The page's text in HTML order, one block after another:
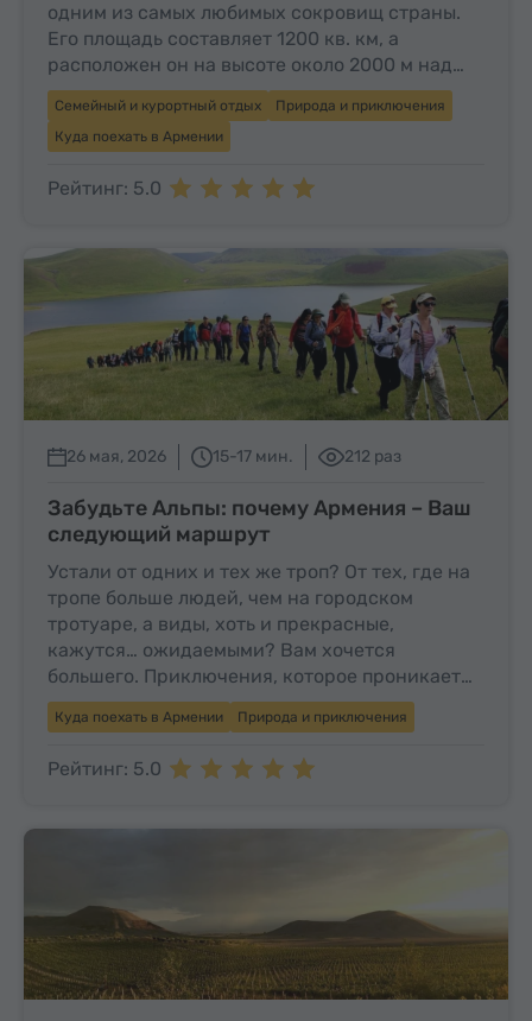
одним из самых любимых сокровищ страны.
Его площадь составляет 1200 кв. км, а
расположен он на высоте около 2000 м над…
Семейный и курортный отдых
Природа и приключения
Куда поехать в Армении
Рейтинг: 5.0
26 мая, 2026 15-17 мин. 212 раз
Забудьте Альпы: почему Армения – Ваш
следующий маршрут
Устали от одних и тех же троп? От тех, где на
тропе больше людей, чем на городском
тротуаре, а виды, хоть и прекрасные,
кажутся… ожидаемыми? Вам хочется
большего. Приключения, которое проникает…
Куда поехать в Армении Природа и приключения
Рейтинг: 5.0